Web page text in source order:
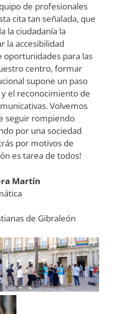
de profesionales
cita tan señalada, que
la ciudadanía la
la accesibilidad
oportunidades para las
centro, formar
supone un paso
el reconocimiento de
Volvemos
seguir rompiendo
por una sociedad
por motivos de
es tarea de todos!
Martín
de Gibraleón